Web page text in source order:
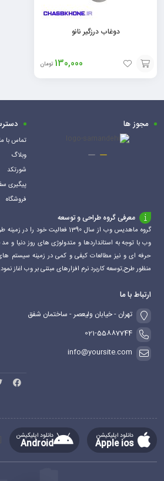
دوغاب درزگیر نانو
130,000 تومان
افزودن
به
مجوز ها
تماس با ما
وبلاگ
شورتکد
پیگیری
فروشگاه
معرفی گروه طراحی و توسعه
گروه ماهدیس وب از سال 1390
وب با توجه به استانداردها و متدولوژی های روز دنیا و
حرفه ای و نیز مطالعات کیفی و کمی در زمینه سیستم
منظور طرح,توسعه کاربرد نرم افزارهای مبتنی بر وب اغاز نمود.
ارتباط با ما
تهران - خیابان ولیعصر - ساختمان شفق
021-55887744
info@yoursite.com
دانلود اپلیکیشن
Apple ios
دانلود اپلیکیشن
Android